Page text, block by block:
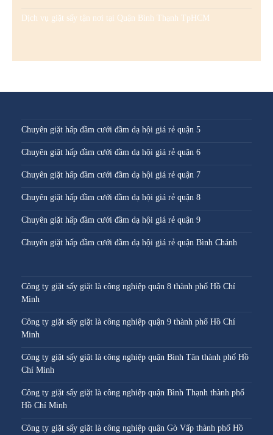
Dịch vụ giặt sấy tận nơi tại Quận Bình Thạnh TpHCM
Chuyên giặt hấp đầm cưới đầm dạ hội giá rẻ quận 5
Chuyên giặt hấp đầm cưới đầm dạ hội giá rẻ quận 6
Chuyên giặt hấp đầm cưới đầm dạ hội giá rẻ quận 7
Chuyên giặt hấp đầm cưới đầm dạ hội giá rẻ quận 8
Chuyên giặt hấp đầm cưới đầm dạ hội giá rẻ quận 9
Chuyên giặt hấp đầm cưới đầm dạ hội giá rẻ quận Bình Chánh
Công ty giặt sấy giặt là công nghiệp quận 8 thành phố Hồ Chí
Minh
Công ty giặt sấy giặt là công nghiệp quận 9 thành phố Hồ Chí
Minh
Công ty giặt sấy giặt là công nghiệp quận Bình Tân thành phố Hồ
Chí Minh
Công ty giặt sấy giặt là công nghiệp quận Bình Thạnh thành phố
Hồ Chí Minh
Công ty giặt sấy giặt là công nghiệp quận Gò Vấp thành phố Hồ